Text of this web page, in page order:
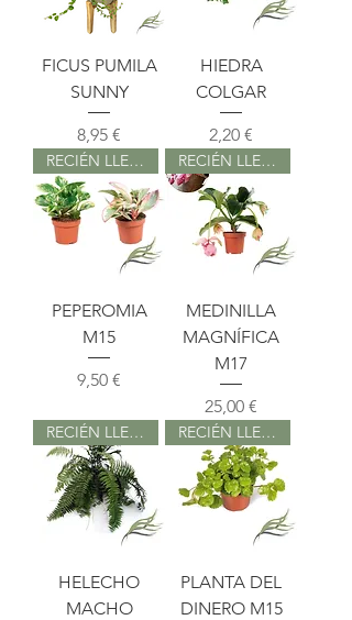
FICUS PUMILA
SUNNY
Precio
8,95 €
HIEDRA
COLGAR
Precio
2,20 €
RECIÉN LLEGADO
PEPEROMIA
M15
Precio
9,50 €
RECIÉN LLEGADO
MEDINILLA
MAGNÍFICA
M17
Precio
25,00 €
RECIÉN LLEGADO
HELECHO
MACHO
RECIÉN LLEGADO
PLANTA DEL
DINERO M15